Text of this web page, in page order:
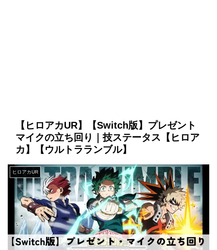
【ヒロアカUR】【Switch版】プレゼント
マイクの立ち回り｜技ステータス【ヒロア
カ】【ウルトラランブル】
ヒロアカUR